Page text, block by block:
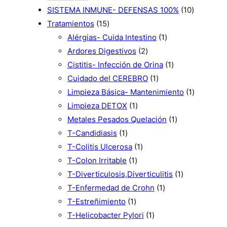
s
o c
o
s
u
c
t
o
s
u
t
s
o
d
u
c
t
o
s
r
d
u
c
o
s
p
o
u
t
s
p
r
o
d
u
c
t
o
s
SISTEMA INMUNE- DEFENSAS 100% 101
u
Tratamientos 151
5
p
r
o
d
u
c
t
o
s
Alérgias- Cuida Intestino 11
r
d
c
Ardores Digestivos 22
p
r
o
u
s
Cistitis- Infección de Orina 11
r
d
o
Cuidado del CEREBRO 11
p
o
t
o
Limpieza Básica- Mantenimiento 11
Limpieza DETOX 11
p
o
d
u
c
t
o
Metales Pesados Quelación 11
d
T-Candidiasis 11
p
r
o
d
u
c
T-Colitis Ulcerosa 11
r
o
u
T-Colon Irritable 11
p
r
o
d
T-Diverticulosis,Diverticulitis 11
T-Enfermedad de Crohn 11
T-Estreñimiento 11
p
T-Helicobacter Pylori 11